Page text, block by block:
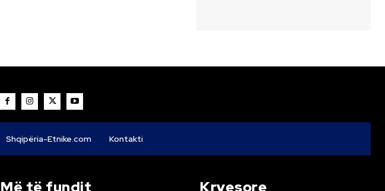
Shqipëria-Etnike.com Kontakti
Më të fundit Kryesore